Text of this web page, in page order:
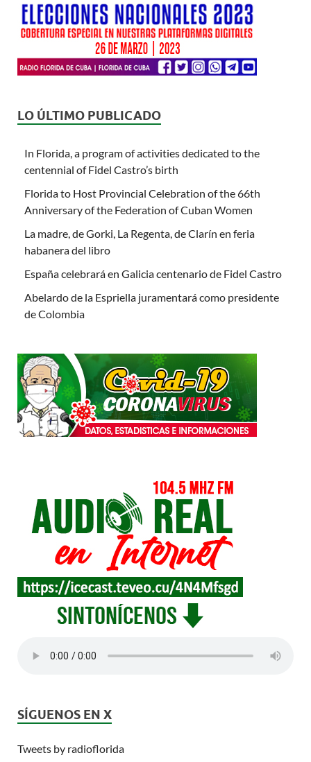
LO ÚLTIMO PUBLICADO
In Florida, a program of activities dedicated to the
centennial of Fidel Castro’s birth
Florida to Host Provincial Celebration of the 66th
Anniversary of the Federation of Cuban Women
La madre, de Gorki, La Regenta, de Clarín en feria
habanera del libro
España celebrará en Galicia centenario de Fidel Castro
Abelardo de la Espriella juramentará como presidente
de Colombia
SÍGUENOS EN X
Tweets by radioflorida